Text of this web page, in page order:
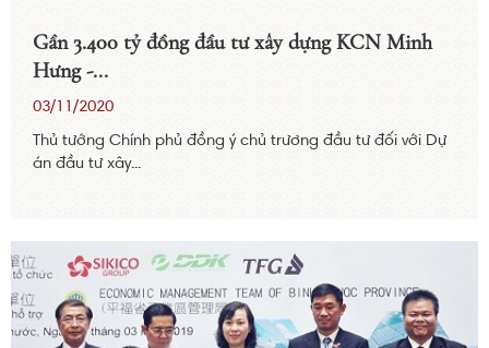
Gần 3.400 tỷ đồng đầu tư xây dựng KCN Minh
Hưng -...
03/11/2020
Thủ tướng Chính phủ đồng ý chủ trương đầu tư đối với Dự
án đầu tư xây...